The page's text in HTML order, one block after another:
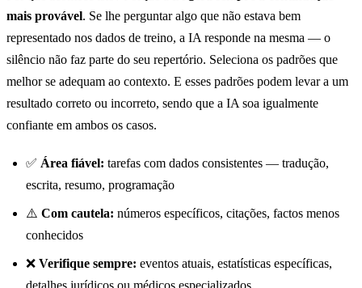
mais provável. Se lhe perguntar algo que não estava bem
representado nos dados de treino, a IA responde na mesma — o
silêncio não faz parte do seu repertório. Seleciona os padrões que
melhor se adequam ao contexto. E esses padrões podem levar a um
resultado correto ou incorreto, sendo que a IA soa igualmente
confiante em ambos os casos.
✅ Área fiável: tarefas com dados consistentes — tradução,
escrita, resumo, programação
⚠️ Com cautela: números específicos, citações, factos menos
conhecidos
❌ Verifique sempre: eventos atuais, estatísticas específicas,